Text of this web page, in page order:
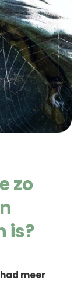
zo
is?
had meer